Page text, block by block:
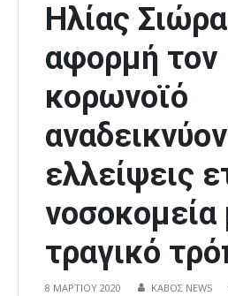
Ηλίας
αφορμή τον
κορωνοϊό
ελλείψεις
νοσοκομεία
τραγικό
8 ΜΑΡΤΊΟΥ 2020 ΚΑΒΟΣ NEWS